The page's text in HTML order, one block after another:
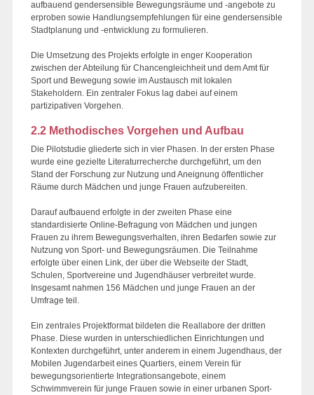
aufbauend gendersensible Bewegungsräume und -angebote zu
erproben sowie Handlungsempfehlungen für eine gendersensible
Stadtplanung und -entwicklung zu formulieren.
Die Umsetzung des Projekts erfolgte in enger Kooperation
zwischen der Abteilung für Chancengleichheit und dem Amt für
Sport und Bewegung sowie im Austausch mit lokalen
Stakeholdern. Ein zentraler Fokus lag dabei auf einem
partizipativen Vorgehen.
2.2 Methodisches Vorgehen und Aufbau
Die Pilotstudie gliederte sich in vier Phasen. In der ersten Phase
wurde eine gezielte Literaturrecherche durchgeführt, um den
Stand der Forschung zur Nutzung und Aneignung öffentlicher
Räume durch Mädchen und junge Frauen aufzubereiten.
Darauf aufbauend erfolgte in der zweiten Phase eine
standardisierte Online-Befragung von Mädchen und jungen
Frauen zu ihrem Bewegungsverhalten, ihren Bedarfen sowie zur
Nutzung von Sport- und Bewegungsräumen. Die Teilnahme
erfolgte über einen Link, der über die Webseite der Stadt,
Schulen, Sportvereine und Jugendhäuser verbreitet wurde.
Insgesamt nahmen 156 Mädchen und junge Frauen an der
Umfrage teil.
Ein zentrales Projektformat bildeten die Reallabore der dritten
Phase. Diese wurden in unterschiedlichen Einrichtungen und
Kontexten durchgeführt, unter anderem in einem Jugendhaus, der
Mobilen Jugendarbeit eines Quartiers, einem Verein für
bewegungsorientierte Integrationsangebote, einem
Schwimmverein für junge Frauen sowie in einer urbanen Sport-